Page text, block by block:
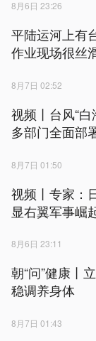
8月6日 23:26
平陆运河上有
作业现场很丝
8月7日 02:52
视频丨台风“
多部门全面部
8月7日 01:50
视频丨专家：
显右翼军事崛
8月6日 23:11
朝“问”健康丨
稳调养身体
8月7日 01:43